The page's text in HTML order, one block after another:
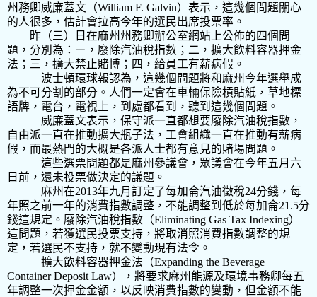
州務卿威廉蓋文（William F. Galvin）表示，這幾個問題關心
的人很多，估計會拉高今年的選民出席投票率。
昨（三）日在麻州州務卿辦公室網站上公佈的四個問
題，分別為：ㄧ，廢除汽油稅指數；二，擴大飲料容器押金
法；三，擴大禁止賭博；四，給員工有薪病假。
波士頓環球報認為，這幾個問題將和麻州今年選舉成
為不可分割的部分。人們一定會在車輛保險槓貼紙，草地標
語牌，電台，電視上，到處都看到，聽到這幾個問題。
威廉蓋文表示，保守派一直都想要廢除汽油稅指數，
自由派一直在推動擴大瓶子法，工會組織一直在推動有薪病
假，而最熱門的大概是各派人士都有意見的賭場問題。
這些選票問題都是麻州參議會，眾議會在今年五月六
日前，還未投票做決定的議題。
麻州在2013年九月訂定了每加侖汽油徵稅24分錢，每
年照之前一年的消費指數調整，不能調整到低於每加侖21.5分
錢這規定。 廢除汽油稅指數（Eliminating Gas Tax Indexing）
這問題，若獲選民投票支持，將取消照消費指數調整的規
定，若選民不支持，就不變動現有法令。
擴大飲料容器押金法（Expanding the Beverage
Container Deposit Law），將要求麻州能源及環境事務卿每五
年調整一次押金金額，以反映消費指數的變動，但金額不能